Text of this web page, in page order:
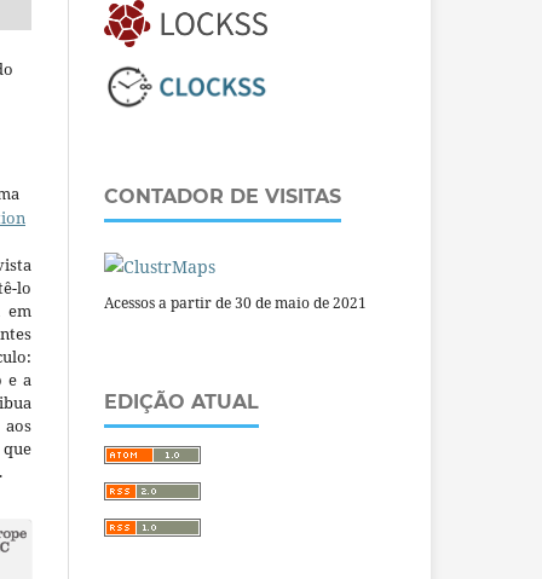
lo
em
e a
CONTADOR DE VISITAS
Acessos a partir de 30 de maio de 2021
EDIÇÃO ATUAL